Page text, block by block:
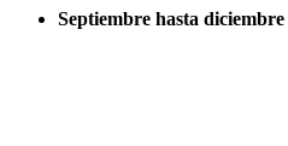
Septiembre hasta